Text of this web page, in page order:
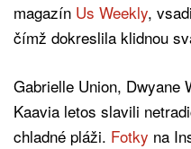
magazín Us Weekly,
čímž dokreslila klidnou
Gabrielle Union, Dwyane
Kaavia letos slavili
chladné pláži. Fotky na